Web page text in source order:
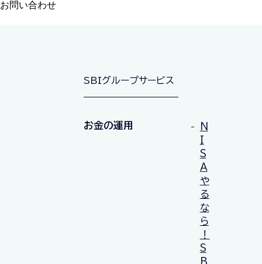
お問い合わせ
SBIグループサービス
お金の運用
N
I
S
A
や
る
な
ら
！
S
B